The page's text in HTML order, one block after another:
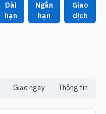
Dài
hạn
Ngắn
hạn
Giao
dịch
Giao ngay Thông tin